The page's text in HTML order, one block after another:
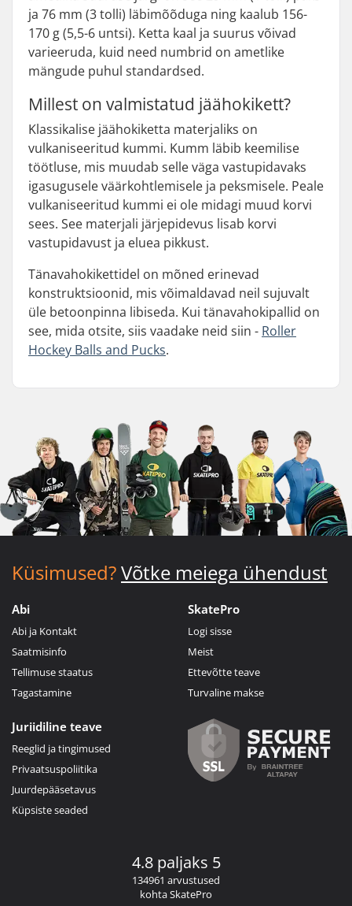
ja 76 mm (3 tolli) läbimõõduga ning kaalub 156-
170 g (5,5-6 untsi). Ketta kaal ja suurus võivad
varieeruda, kuid need numbrid on ametlike
mängude puhul standardsed.
Millest on valmistatud jäähokikett?
Klassikalise jäähokiketta materjaliks on
vulkaniseeritud kummi. Kumm läbib keemilise
töötluse, mis muudab selle väga vastupidavaks
igasugusele väärkohtlemisele ja peksmisele. Peale
vulkaniseeritud kummi ei ole midagi muud korvi
sees. See materjali järjepidevus lisab korvi
vastupidavust ja eluea pikkust.
Tänavahokikettidel on mõned erinevad
konstruktsioonid, mis võimaldavad neil sujuvalt
üle betoonpinna libiseda. Kui tänavahokipallid on
see, mida otsite, siis vaadake neid siin - Roller
Hockey Balls and Pucks.
Küsimused?Võtke meiega ühendust
Abi
Abi ja Kontakt
Saatmisinfo
Tellimuse staatus
Tagastamine
SkatePro
Logi sisse
Meist
Ettevõtte teave
Turvaline makse
Juriidiline teave
Reeglid ja tingimused
Privaatsuspoliitika
Juurdepääsetavus
Küpsiste seaded
4.8 paljaks 5
134961 arvustused
kohta SkatePro